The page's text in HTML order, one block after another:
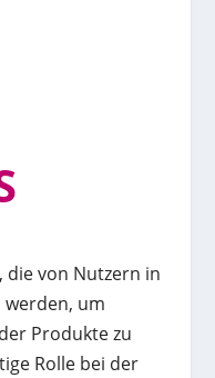
die von Nutzern in
werden, um
Produkte zu
Rolle bei der